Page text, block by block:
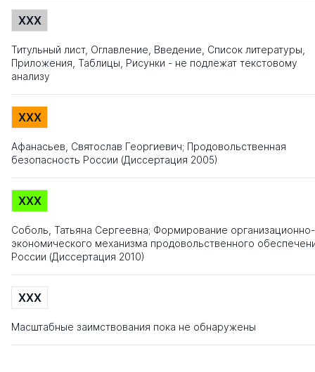
XXX
Титульный лист, Оглавление, Введение, Список литературы,
Приложения, Таблицы, Рисунки - не подлежат текстовому
анализу
XXX
Афанасьев, Святослав Георгиевич; Продовольственная
безопасность России (Диссертация 2005)
XXX
Соболь, Татьяна Сергеевна; Формирование организационно-
экономического механизма продовольственного
России (Диссертация 2010)
XXX
Масштабные заимствования пока не обнаружены